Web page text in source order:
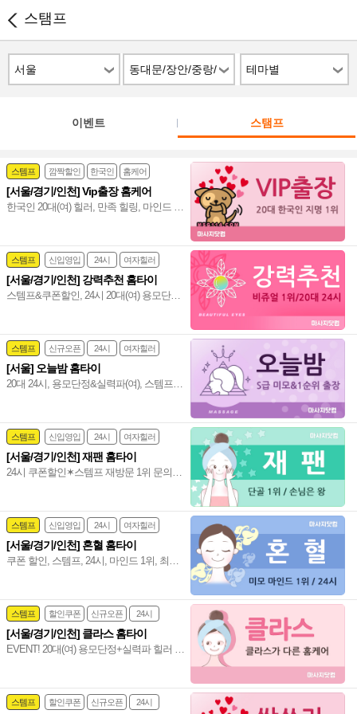
스탬프
서울
동대문/장안/중랑/
상봉
테마별
이벤트 스탬프
스템프 깜짝할인 한국인 홈케어
[서울/경기/인천] Vip출장 홈케어
한국인 20대(여) 힐러, 만족 힐링, 마인드 좋
케어~❤️
스템프 신입영입 24시 여자힐러
감성전문
[서울/경기/인천] 강력추천 홈타이
스템프&쿠폰할인, 24시 20대(여) 용모단정
이~♥
스템프 신규오픈 24시 여자힐러
심야영업
[서울] 오늘밤 홈타이
20대 24시, 용모단정&실력파(여), 스템프 1
스템프 신입영입 24시 여자힐러
감성전문
[서울/경기/인천] 재팬 홈타이
24시 쿠폰할인✶스템프 재방문 1위 문의폭
스템프 신입영입 24시 여자힐러
감성전문
[서울/경기/인천] 혼혈 홈타이
쿠폰 할인, 스템프, 24시, 마인드 1위, 최강
스템프 할인쿠폰 신규오픈 24시
홈케어
[서울/경기/인천] 클라스 홈타이
EVENT! 20대(여) 용모단정+실력파 힐러 아
스템프 할인쿠폰 신규오픈 24시